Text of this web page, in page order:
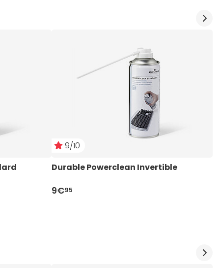
9/10
Durable Powerclean Invertible
9€95